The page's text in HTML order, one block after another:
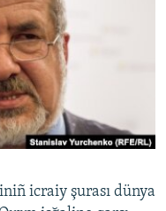
icraiy şurası dünya